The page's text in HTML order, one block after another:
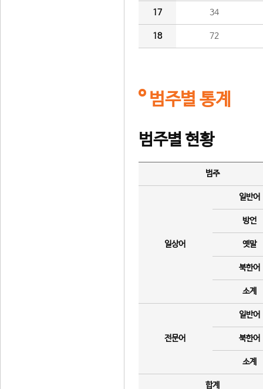
17 34
18 72
범주별 통계
범주별 현황
범주
일상어
일반어
방언
옛말
북한어
소계
전문어
일반어
북한어
소계
합계